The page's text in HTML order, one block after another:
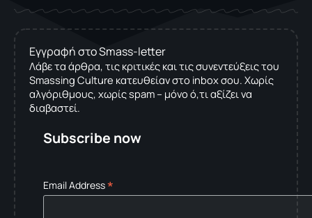
Εγγραφή στο Smass-letter
Λάβε τα άρθρα, τις κριτικές και τις συνεντεύξεις του
Smassing Culture κατευθείαν στο inbox σου. Χωρίς
αλγόριθμους, χωρίς spam – μόνο ό,τι αξίζει να
διαβαστεί.
Subscribe now
Email Address*